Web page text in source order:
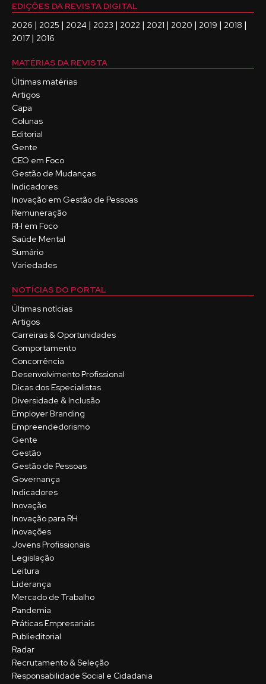
EDIÇÕES DA REVISTA DIGITAL
2026 | 2025 | 2024 | 2023 | 2022 | 2021 | 2020 | 2019 | 2018 |
2017 | 2016
MATÉRIAS DA REVISTA
Últimas matérias
Artigos
Capa
Colunas
Editorial
Gente
CEO em Foco
Gestão de Mudanças
Indicadores
Inovação em Gestão de Pessoas
Remuneração
RH em Foco
Saúde Mental
Sumário
Variedades
NOTÍCIAS DO PORTAL
Últimas notícias
Artigos
Carreiras & Oportunidades
Comportamento
Concorrência
Desenvolvimento Profissional
Dicas dos Especialistas
Diversidade & Inclusão
Employer Branding
Empreendedorismo
Gente
Gestão
Gestão de Pessoas
Governança
Indicadores
Inovação
Inovação para RH
Inovações
Jovens Profissionais
Legislação
Leitura
Liderança
Mercado de Trabalho
Pandemia
Práticas Empresariais
Publieditorial
Radar
Recrutamento & Seleção
Responsabilidade Social e Cidadania